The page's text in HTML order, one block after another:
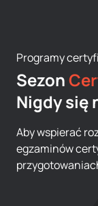
Programy
Sezon
Nigdy się
Aby wspierać
egzaminów